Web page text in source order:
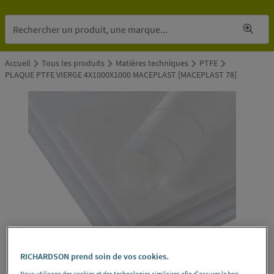
Accueil Tous les produits Matières techniques
PTFE
PLAQUE PTFE VIERGE 4X1000X1000 MACEPLAST [MACEPLAST 78]
RICHARDSON prend soin de vos cookies.